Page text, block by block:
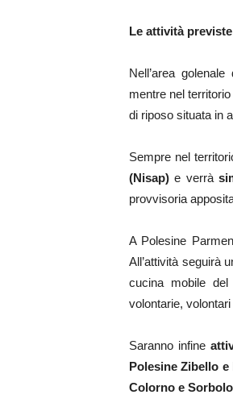
Le attività
Nell’area golenale
mentre nel territorio
di riposo situata in
Sempre nel
(Nisap)e verrà
provvisoria
A Polesine
All’attività seguirà
cucina mobile del
volontarie,
Saranno infine
Polesine Zibello e
Colorno e